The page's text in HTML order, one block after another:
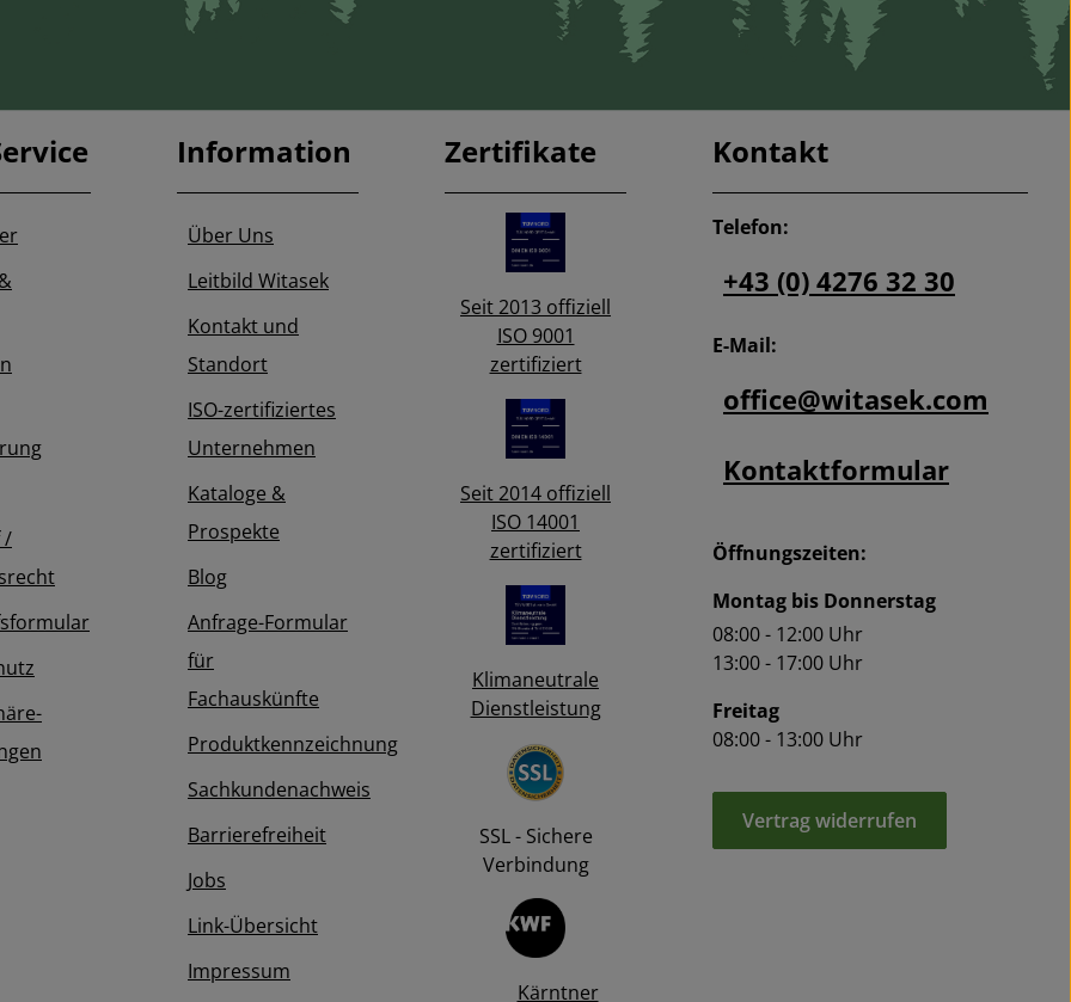
/
Information
Über Uns
Leitbild Witasek
Kontakt und
Standort
ISO-zertifiziertes
Unternehmen
Kataloge &
Prospekte
Blog
Anfrage-Formular
für
Fachauskünfte
Produktkennzeichnung
Sachkundenachweis
Barrierefreiheit
Jobs
Link-Übersicht
Impressum
Zertifikate
Seit 2013 offiziell
ISO 9001
zertifiziert
Seit 2014 offiziell
ISO 14001
zertifiziert
Klimaneutrale
Dienstleistung
SSL - Sichere
Verbindung
Kärntner
Kontakt
Telefon:
+43 (0) 4276 32 30
E-Mail:
office@witasek.com
Kontaktformular
Öffnungszeiten:
Montag bis Donnerstag
08:00 - 12:00 Uhr
13:00 - 17:00 Uhr
Freitag
08:00 - 13:00 Uhr
Vertrag widerrufen